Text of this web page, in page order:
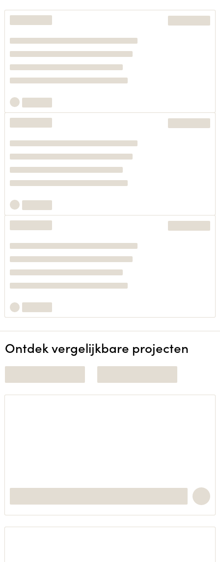
Ontdek vergelijkbare projecten